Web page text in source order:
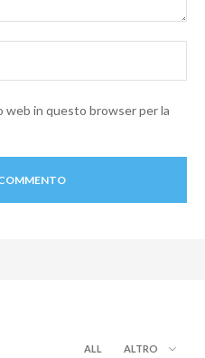
web in questo browser per la
ALL ALTRO